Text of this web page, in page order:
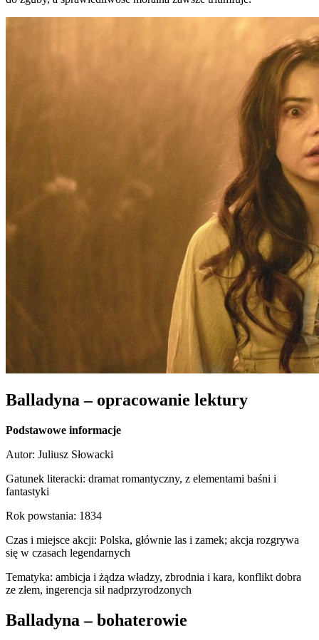
Balladyna – opracowanie lektury
Podstawowe informacje
Autor: Juliusz Słowacki
Gatunek literacki: dramat romantyczny, z elementami baśni i
fantastyki
Rok powstania: 1834
Czas i miejsce akcji: Polska, głównie las i zamek; akcja rozgrywa
się w czasach legendarnych
Tematyka: ambicja i żądza władzy, zbrodnia i kara, konflikt dobra
ze złem, ingerencja sił nadprzyrodzonych
Balladyna – bohaterowie